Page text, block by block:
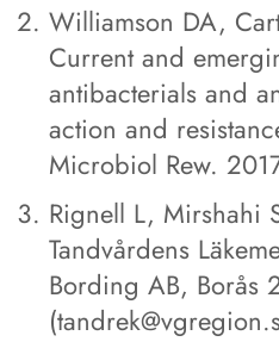
Williamson DA,
Current and
antibacterials and
action and
Microbiol Rew.
Rignell L, Mirshahi
Tandvårdens
Bording AB, Borås